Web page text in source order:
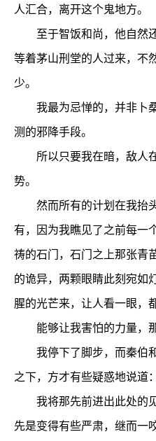
人汇合，离开这个鬼地方。
至于智饭和尚，他自然
等着茅山刑堂的人过来，不
少。
我最为忌惮的，并非卜
测的邪降手段。
所以只要我在暗，敌人
势。
然而所有的计划在我抬
有，因为我瞧见了之前每一
祷的石门，石门之上那张青
的诡异，两颗眼睛此刻宛如
腥的光芒来，让人看一眼，
能够让我害怕的力量，那
我停下了脚步，而秦伯
之下，方才有些疑惑地说道
我将那先前进出此处的
先是变得有些严肃，继而一